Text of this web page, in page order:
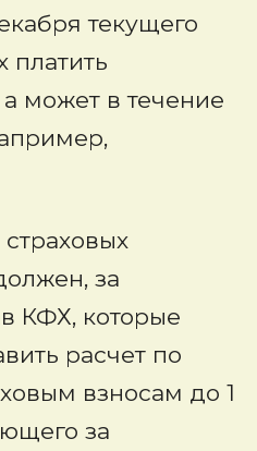
текущего
платить
может в течение
за
КФХ, которые
расчет по
взносам до 1
за